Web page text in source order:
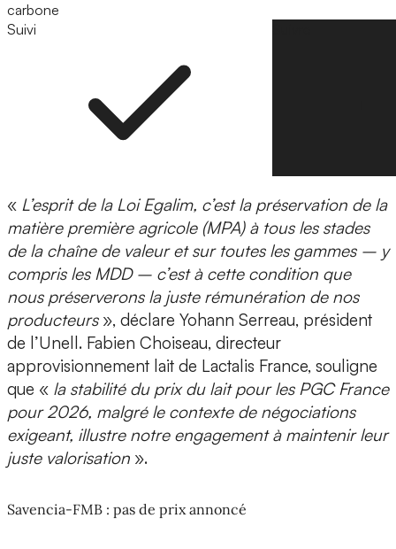
carbone
Suivi
« L’esprit de la Loi Egalim, c’est la préservation de la
matière première agricole (MPA) à tous les stades
de la chaîne de valeur et sur toutes les gammes – y
compris les MDD – c’est à cette condition que
nous préserverons la juste rémunération de nos
producteurs», déclare Yohann Serreau, président
de l’Unell. Fabien Choiseau, directeur
approvisionnement lait de Lactalis France, souligne
que « la stabilité du prix du lait pour les PGC France
pour 2026, malgré le contexte de négociations
exigeant, illustre notre engagement à maintenir leur
juste valorisation ».
Savencia-FMB : pas de prix annoncé